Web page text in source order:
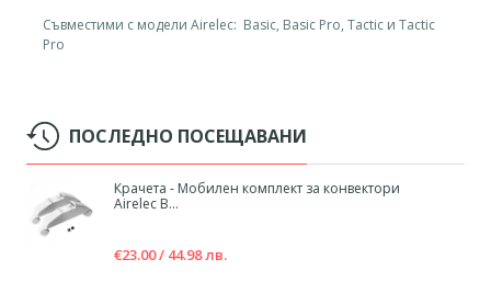
Съвместими с модели Airelec: Basic, Basic Pro, Tactic и Tactic
Pro
ПОСЛЕДНО ПОСЕЩАВАНИ
Крачета - Мобилен комплект за конвектори
Airelec B...
€23.00 / 44.98 лв.